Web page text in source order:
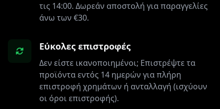
τις 14:00. Δωρεάν αποστολή για παραγγελίες
άνω των €30.
Εύκολες επιστροφές
Δεν είστε ικανοποιημένοι; Επιστρέψτε τα
προϊόντα εντός 14 ημερών για πλήρη
επιστροφή χρημάτων ή ανταλλαγή (ισχύουν
οι όροι επιστροφής).